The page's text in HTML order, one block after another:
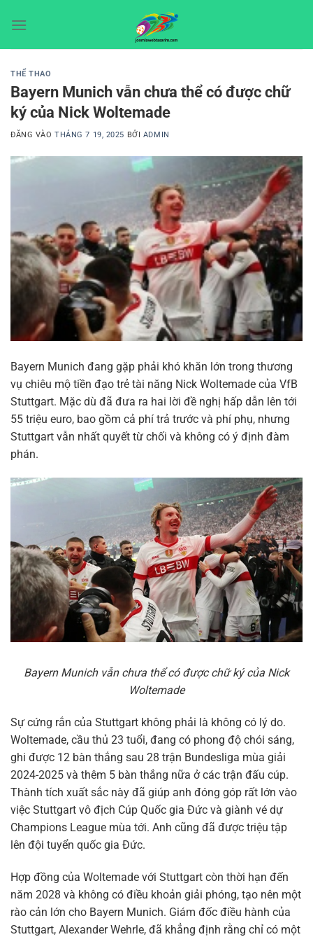
qua
THỂ THAO
Bayern Munich vẫn chưa thể có được chữ
ký của Nick Woltemade
ĐĂNG VÀOTHÁNG 7 19, 2025 BỞI ADMIN
Bayern Munich đang gặp phải khó khăn lớn trong thương
vụ chiêu mộ tiền đạo trẻ tài năng Nick Woltemade của VfB
Stuttgart. Mặc dù đã đưa ra hai lời đề nghị hấp dẫn lên tới
55 triệu euro, bao gồm cả phí trả trước và phí phụ, nhưng
Stuttgart vẫn nhất quyết từ chối và không có ý định đàm
phán.
Bayern Munich vẫn chưa thể có được chữ ký của Nick
Woltemade
Sự cứng rắn của Stuttgart không phải là không có lý do.
Woltemade, cầu thủ 23 tuổi, đang có phong độ chói sáng,
ghi được 12 bàn thắng sau 28 trận Bundesliga mùa giải
2024-2025 và thêm 5 bàn thắng nữa ở các trận đấu cúp.
Thành tích xuất sắc này đã giúp anh đóng góp rất lớn vào
việc Stuttgart vô địch Cúp Quốc gia Đức và giành vé dự
Champions League mùa tới. Anh cũng đã được triệu tập
lên đội tuyển quốc gia Đức.
Hợp đồng của Woltemade với Stuttgart còn thời hạn đến
năm 2028 và không có điều khoản giải phóng, tạo nên một
rào cản lớn cho Bayern Munich. Giám đốc điều hành của
Stuttgart, Alexander Wehrle, đã khẳng định rằng chỉ có một